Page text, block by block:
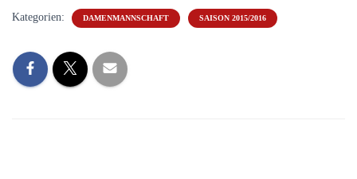
Kategorien: DAMENMANNSCHAFT SAISON 2015/2016